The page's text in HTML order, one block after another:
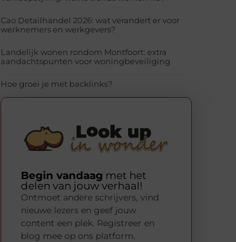
Cao Detailhandel 2026: wat verandert er voor
werknemers en werkgevers?
Landelijk wonen rondom Montfoort: extra
aandachtspunten voor woningbeveiliging
Hoe groei je met backlinks?
Begin vandaag met het
delen van jouw verhaal!
Ontmoet andere schrijvers, vind
nieuwe lezers en geef jouw
content een plek. Registreer en
blog mee op ons platform.